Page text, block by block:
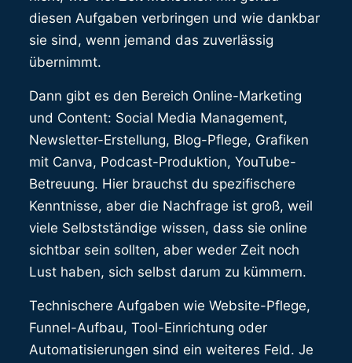
diesen Aufgaben verbringen und wie dankbar
sie sind, wenn jemand das zuverlässig
übernimmt.
Dann gibt es den Bereich Online-Marketing
und Content: Social Media Management,
Newsletter-Erstellung, Blog-Pflege, Grafiken
mit Canva, Podcast-Produktion, YouTube-
Betreuung. Hier brauchst du spezifischere
Kenntnisse, aber die Nachfrage ist groß, weil
viele Selbstständige wissen, dass sie online
sichtbar sein sollten, aber weder Zeit noch
Lust haben, sich selbst darum zu kümmern.
Technischere Aufgaben wie Website-Pflege,
Funnel-Aufbau, Tool-Einrichtung oder
Automatisierungen sind ein weiteres Feld. Je